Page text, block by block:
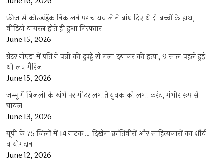
फ्रीज से कोल्डड्रिंक निकालने पर चायवाले ने बांध दिए थे दो बच्चों के हाथ,
वीडियो वायरल होते ही हुआ गिरफ्तार
June 15, 2026
ग्रेटर नोएडा में पति ने पत्नी की दुपट्टे से गला दबाकर की हत्या, 9 साल पहले हुई
थी लव मैरिज
June 15, 2026
जम्मू में बिजली के खंभे पर मीटर लगाते युवक को लगा करंट, गंभीर रूप से
घायल
June 13, 2026
यूपी के 75 जिलों में 14 नाटक… दिखेगा क्रांतिवीरों और साहित्यकारों का शौर्य
व योगदान
June 12, 2026